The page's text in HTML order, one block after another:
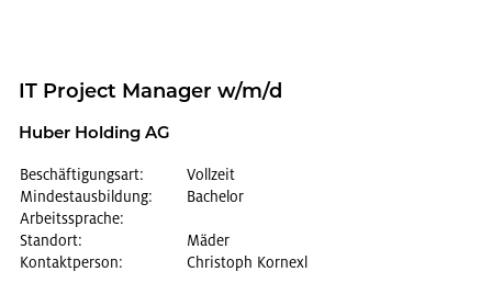
IT Pro­ject Ma­na­ger w/m/d
Huber Hol­ding AG
Beschäftigungsart:
Vollzeit
Mindestausbildung:
Bachelor
Arbeitssprache:
Standort:
Mäder
Kontaktperson:
Christoph Kornexl